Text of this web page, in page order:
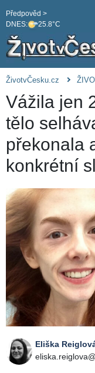
DNES: 25.8°C
Předpověd >
ŽivotvČesku.cz
Vážila jen
tělo
překonala
konkrétní
Eliška